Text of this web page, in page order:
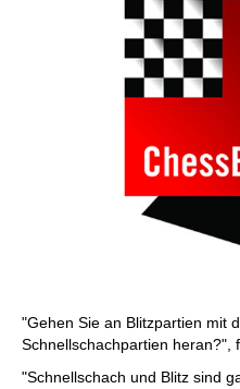
"Gehen Sie an Blitzpartien mit
Schnellschachpartien heran?",
"Schnellschach und Blitz sind